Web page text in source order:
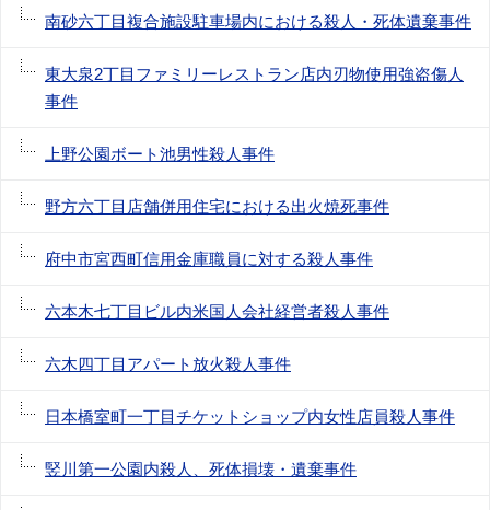
南砂六丁目複合施設駐車場内における殺人・死体遺棄事件
東大泉2丁目ファミリーレストラン店内刃物使用強盗傷人
事件
上野公園ボート池男性殺人事件
野方六丁目店舗併用住宅における出火焼死事件
府中市宮西町信用金庫職員に対する殺人事件
六本木七丁目ビル内米国人会社経営者殺人事件
六木四丁目アパート放火殺人事件
日本橋室町一丁目チケットショップ内女性店員殺人事件
竪川第一公園内殺人、死体損壊・遺棄事件